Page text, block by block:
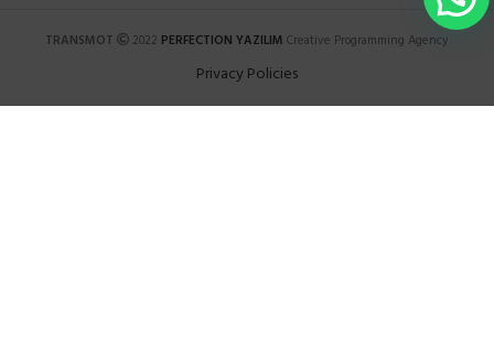
TRANSMOT 2022 PERFECTION YAZILIM Creative Programming Agency
Privacy Policies